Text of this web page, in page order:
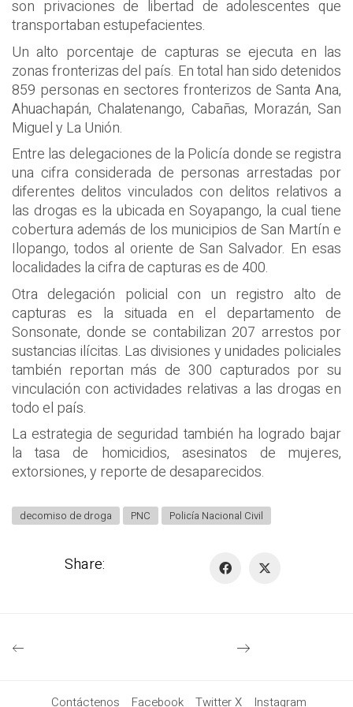
son privaciones de libertad de adolescentes que
transportaban estupefacientes.
Un alto porcentaje de capturas se ejecuta en las
zonas fronterizas del país. En total han sido detenidos
859 personas en sectores fronterizos de Santa Ana,
Ahuachapán, Chalatenango, Cabañas, Morazán, San
Miguel y La Unión.
Entre las delegaciones de la Policía donde se registra
una cifra considerada de personas arrestadas por
diferentes delitos vinculados con delitos relativos a
las drogas es la ubicada en Soyapango, la cual tiene
cobertura además de los municipios de San Martín e
Ilopango, todos al oriente de San Salvador. En esas
localidades la cifra de capturas es de 400.
Otra delegación policial con un registro alto de
capturas es la situada en el departamento de
Sonsonate, donde se contabilizan 207 arrestos por
sustancias ilícitas. Las divisiones y unidades policiales
también reportan más de 300 capturados por su
vinculación con actividades relativas a las drogas en
todo el país.
La estrategia de seguridad también ha logrado bajar
la tasa de homicidios, asesinatos de mujeres,
extorsiones, y reporte de desaparecidos.
decomiso de droga PNC Policía Nacional Civil
Share:
Contáctenos Facebook Twitter X Instagram